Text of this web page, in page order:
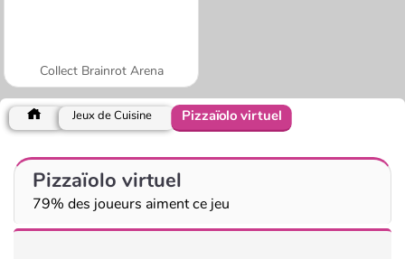
Collect Brainrot Arena
Jeux de Cuisine Pizzaïolo virtuel
Pizzaïolo virtuel
79% des joueurs aiment ce jeu